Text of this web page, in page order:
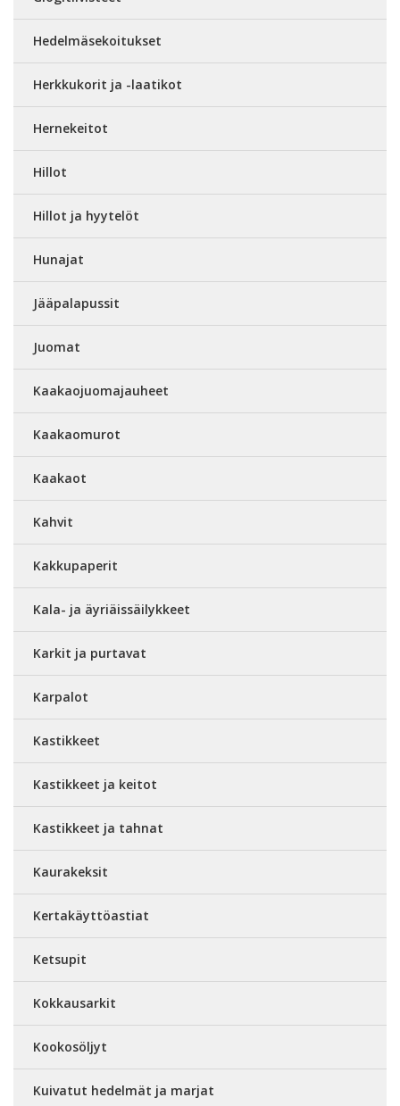
Hedelmäsekoitukset
Herkkukorit ja -laatikot
Hernekeitot
Hillot
Hillot ja hyytelöt
Hunajat
Jääpalapussit
Juomat
Kaakaojuomajauheet
Kaakaomurot
Kaakaot
Kahvit
Kakkupaperit
Kala- ja äyriäissäilykkeet
Karkit ja purtavat
Karpalot
Kastikkeet
Kastikkeet ja keitot
Kastikkeet ja tahnat
Kaurakeksit
Kertakäyttöastiat
Ketsupit
Kokkausarkit
Kookosöljyt
Kuivatut hedelmät ja marjat